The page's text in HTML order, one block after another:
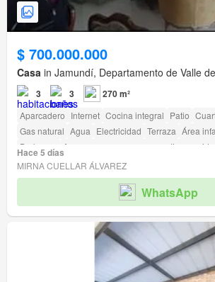
$ 700.000.000
Casa in Jamundí, Departamento de Valle
3 3 270 m²
Aparcadero Internet Cocina integral Patio
Gas natural Agua Electricidad Terraza Área
Barbecue
Acceso para personas con
Hace 5 días
MIRNA CUELLAR ÁLVAREZ
WhatsApp